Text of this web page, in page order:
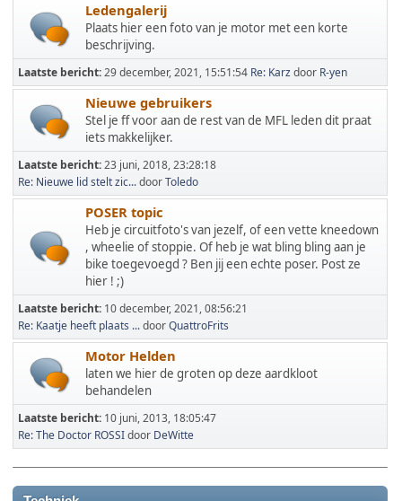
Ledengalerij
Plaats hier een foto van je motor met een korte
beschrijving.
Laatste bericht:29 december, 2021, 15:51:54 Re: Karzdoor R-yen
Nieuwe gebruikers
Stel je ff voor aan de rest van de MFL leden dit praat
iets makkelijker.
Laatste bericht:23 juni, 2018, 23:28:18
Re: Nieuwe lid stelt zic...doorToledo
POSER topic
Heb je circuitfoto's van jezelf, of een vette kneedown
, wheelie of stoppie. Of heb je wat bling bling aan je
bike toegevoegd ? Ben jij een echte poser. Post ze
hier ! ;)
Laatste bericht: 10 december, 2021, 08:56:21
Re: Kaatje heeft plaats ...doorQuattroFrits
Motor Helden
laten we hier de groten op deze aardkloot
behandelen
Laatste bericht: 10 juni, 2013, 18:05:47
Re: The Doctor ROSSIdoor DeWitte